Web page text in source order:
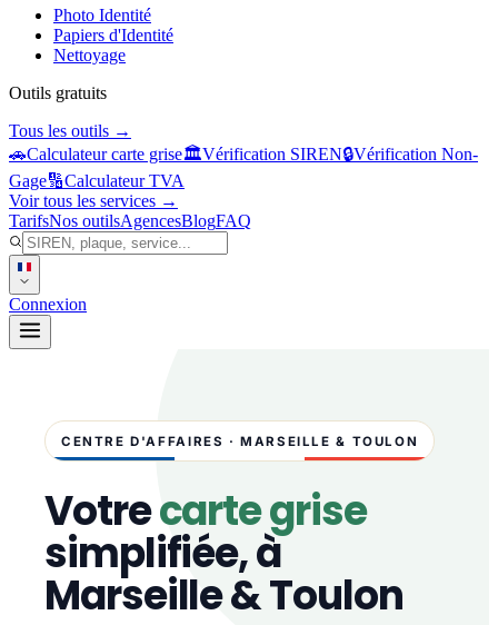
Photo Identité
Papiers d'Identité
Nettoyage
Outils gratuits
Tous les outils →
🚗Calculateur carte grise🏛️Vérification SIREN🔒Vérification Non-
Gage🔢Calculateur TVA
Voir tous les services →
TarifsNos outilsAgencesBlogFAQ
Connexion
CENTRE D'AFFAIRES · MARSEILLE & TOULON
Votrecarte grise
simplifiée, à
Marseille & Toulon